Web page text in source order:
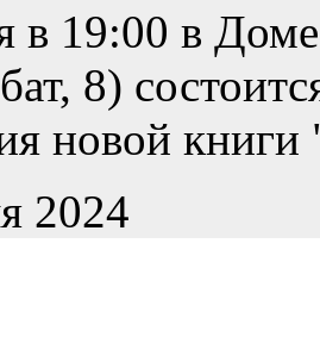
в 19:00 в
8)
новой
2024